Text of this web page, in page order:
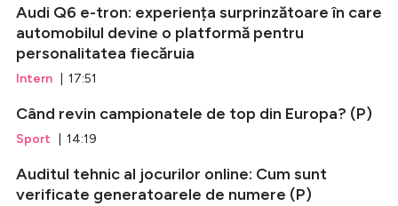
Audi Q6 e-tron: experiența surprinzătoare în care
automobilul devine o platformă pentru
personalitatea fiecăruia
Intern | 17:51
Când revin campionatele de top din Europa? (P)
Sport | 14:19
Auditul tehnic al jocurilor online: Cum sunt
verificate generatoarele de numere (P)